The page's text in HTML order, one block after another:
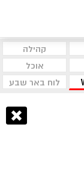
קהילה
אוכל
לוח באר שבע